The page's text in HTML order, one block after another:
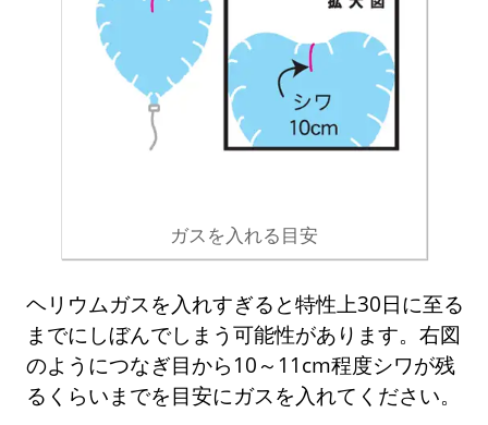
ガスを入れる目安
ヘリウムガスを入れすぎると特性上30日に至る
までにしぼんでしまう可能性があります。右図
のようにつなぎ目から10～11cm程度シワが残
るくらいまでを目安にガスを入れてください。